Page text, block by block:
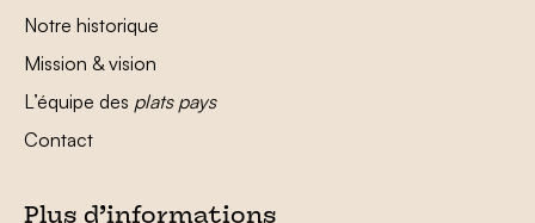
Notre historique
Mission & vision
L’équipe des plats pays
Contact
Plus d’informations